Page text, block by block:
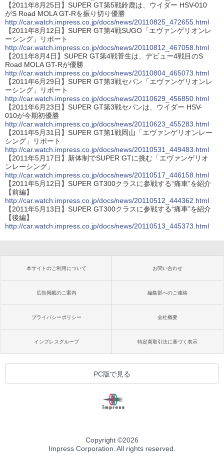
【2011年8月25日】SUPER GT第5戦鈴鹿は、ウイダー HSV-010
がS Road MOLA GT-Rを振り切り優勝
http://car.watch.impress.co.jp/docs/news/20110825_472655.html
【2011年8月12日】SUPER GT第4戦SUGO「エヴァンゲリオンレ
ーシング」リポート
http://car.watch.impress.co.jp/docs/news/20110812_467058.html
【2011年8月4日】SUPER GT第4戦菅生は、デビュー4戦目のS
Road MOLA GT-Rが優勝
http://car.watch.impress.co.jp/docs/news/20110804_465073.html
【2011年6月29日】SUPER GT第3戦セパン「エヴァンゲリオンレ
ーシング」リポート
http://car.watch.impress.co.jp/docs/news/20110629_456850.html
【2011年6月23日】SUPER GT第3戦セパンは、ウイダー HSV-
010が今期初優勝
http://car.watch.impress.co.jp/docs/news/20110623_455283.html
【2011年5月31日】SUPER GT第1戦岡山「エヴァンゲリオンレー
シング」リポート
http://car.watch.impress.co.jp/docs/news/20110531_449483.html
【2011年5月17日】新体制でSUPER GTに挑む「エヴァンゲリオ
ンレーシング」
http://car.watch.impress.co.jp/docs/news/20110517_446158.html
【2011年5月12日】SUPER GT300クラスに参戦する“痛車”を紹介
【前編】
http://car.watch.impress.co.jp/docs/news/20110512_444362.html
【2011年5月13日】SUPER GT300クラスに参戦する“痛車”を紹介
【後編】
http://car.watch.impress.co.jp/docs/news/20110513_445373.html
本サイトのご利用について お問い合わせ
広告掲載のご案内 編集部へのご連絡
プライバシーポリシー 会社概要
インプレスグループ 特定商取引法に基づく表示
PC版で見る
Copyright ©2026
Impress Corporation. All rights reserved.